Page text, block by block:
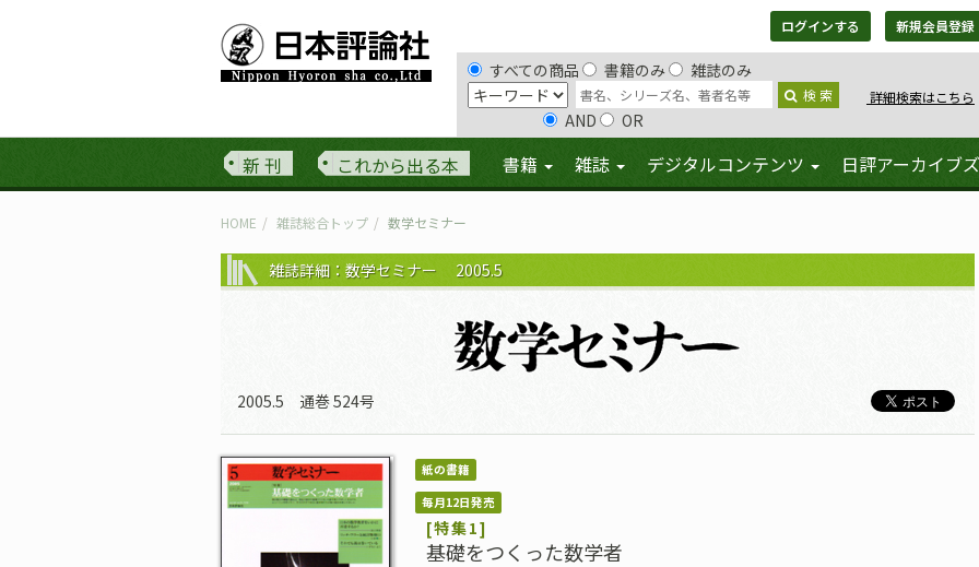
ログインする 新規会員登録
すべての商品 書籍のみ 雑誌のみ
検 索 詳細検索はこちら
AND OR
新 刊 これから出る本 書籍 雑誌 デジタルコンテンツ 日評アーカイブズ
HOME 雑誌総合トップ 数学セミナー
雑誌詳細：数学セミナー 2005.5
2005.5 通巻 524号
紙の書籍
毎月12日発売
[特集1]
基礎をつくった数学者